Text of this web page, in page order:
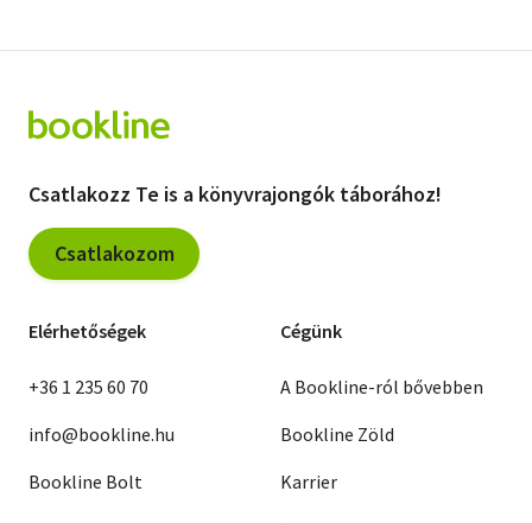
Csatlakozz Te is a könyvrajongók táborához!
Csatlakozom
Elérhetőségek
+36 1 235 60 70
info@bookline.hu
Bookline Bolt
Cégünk
A Bookline-ról bővebben
Bookline Zöld
Karrier